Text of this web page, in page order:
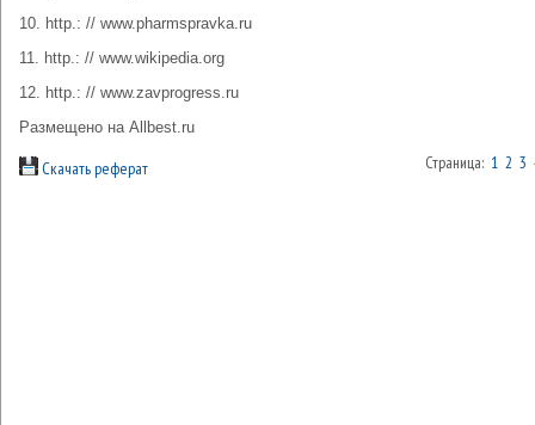
10. http.: // www.pharmspravka.ru
11. http.: // www.wikipedia.org
12. http.: // www.zavprogress.ru
Размещено на Allbest.ru
Скачать реферат Страница: 1 2 3